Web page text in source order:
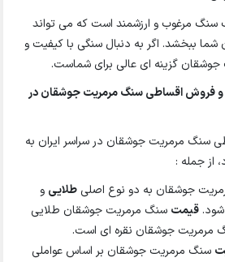
مرغوب و ارزشمند است که می تواند
ببخشد. اگر به دنبال سنگی با کیفیت و
گزینه ای عالی برای شماست.
و فروش اقساطی سنگ مرمریت جوشقان در
سنگ مرمریت جوشقان در سراسر ایران به
از جمله :
جوشقان به دو نوع اصلیطلایی و
شود.قیمت سنگ مرمریت جوشقان طلایی
مرمریت جوشقان نقره ای است.
سنگ مرمریت جوشقان بر اساس عواملی